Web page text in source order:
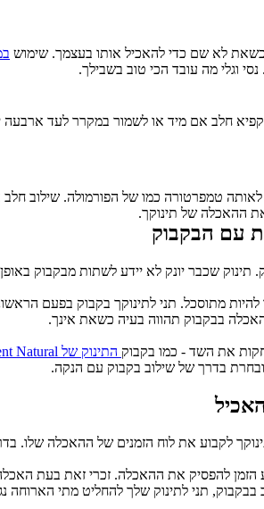
וגלי מה עובד הכי טוב בשבילך.
ההאכלה של תינוקך.
עם הבקבוק
שכבר יונק לא יידע לשתות מבקבוק
מתוסכל. תני לתינוקך בקבוק בפעם
בבקבוק תהווה בעיה כשאת אינך.
את השד - כמו בקבוק התינוק של Philips Avent Natural
בדרך של שילוב בקבוק עם הנקה.
לקבוע את לוח הזמנים של ההאכלה שלו.
תני לתינוק שלך להחליט מתי